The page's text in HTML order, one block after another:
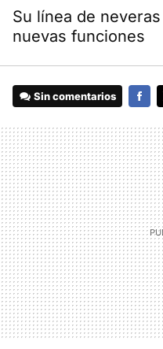
Su línea de
nuevas funciones
Sin comentarios